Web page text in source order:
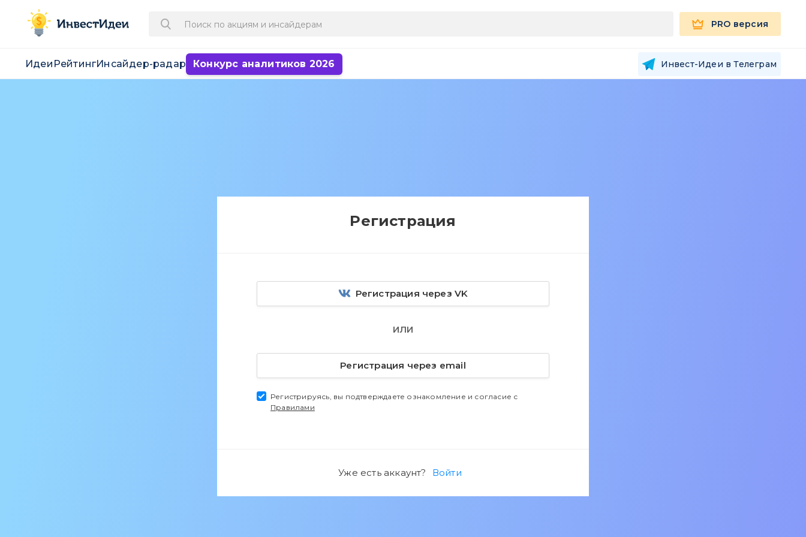
PRO версия
Идеи РейтингИнсайдер-радар Конкурс аналитиков 2026 Инвест-Идеи в Телеграм
Регистрация
Регистрация через VK
ИЛИ
Регистрация через email
Регистрируясь, вы подтверждаете ознакомление и согласие с
Правилами
Уже есть аккаунт? Войти